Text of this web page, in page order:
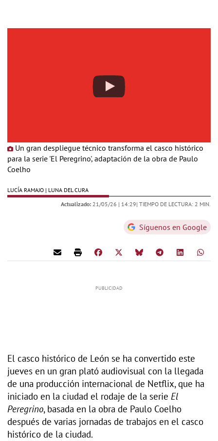
Un gran despliegue técnico transforma el casco histórico
para la serie 'El Peregrino', adaptación de la obra de Paulo
Coelho
LUCÍA RAMAJO | LUNA DEL CURA
Actualizado: 21/05/26 | 14:29| TIEMPO DE LECTURA: 2 MIN.
Síguenos en Google
El casco histórico de León se ha convertido este
jueves en un gran plató audiovisual con la llegada
de una producción internacional de Netflix, que ha
iniciado en la ciudad el rodaje de la serie El
Peregrino, basada en la obra de Paulo Coelho
después de varias jornadas de trabajos en el casco
histórico de la ciudad.